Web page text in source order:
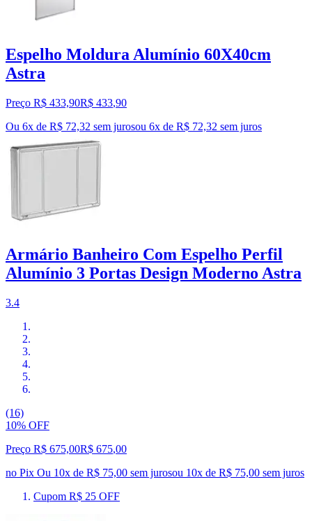
Espelho Moldura Alumínio 60X40cm
Astra
Preço R$ 433,90R$ 433,90
Ou 6x de R$ 72,32 sem jurosou 6x de R$ 72,32 sem juros
Armário Banheiro Com Espelho Perfil
Alumínio 3 Portas Design Moderno Astra
3.4
(16)
10% OFF
Preço R$ 675,00R$ 675,00
no Pix Ou 10x de R$ 75,00 sem jurosou 10x de R$ 75,00 sem juros
Cupom R$ 25 OFF